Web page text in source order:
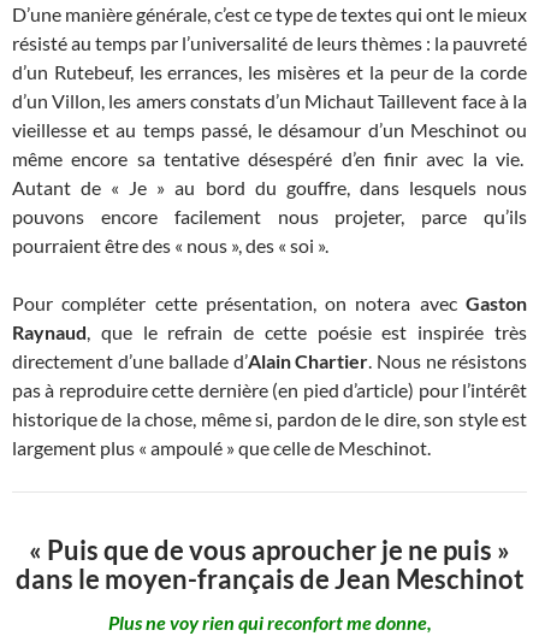
D’une manière générale, c’est ce type de textes qui ont le mieux
résisté au temps par l’universalité de leurs thèmes : la pauvreté
d’un Rutebeuf, les errances, les misères et la peur de la corde
d’un Villon, les amers constats d’un Michaut Taillevent face à la
vieillesse et au temps passé, le désamour d’un Meschinot ou
même encore sa tentative désespéré d’en finir avec la vie.
Autant de « Je » au bord du gouffre, dans lesquels nous
pouvons encore facilement nous projeter, parce qu’ils
pourraient être des « nous », des « soi ».
Pour compléter cette présentation, on notera avec Gaston
Raynaud , que le refrain de cette poésie est inspirée très
directement d’une ballade d’Alain Chartier . Nous ne résistons
pas à reproduire cette dernière (en pied d’article) pour l’intérêt
historique de la chose, même si, pardon de le dire, son style est
largement plus « ampoulé » que celle de Meschinot.
« Puis que de vous aproucher je ne puis »
dans le moyen-français de Jean Meschinot
Plus ne voy rien qui reconfort me donne,